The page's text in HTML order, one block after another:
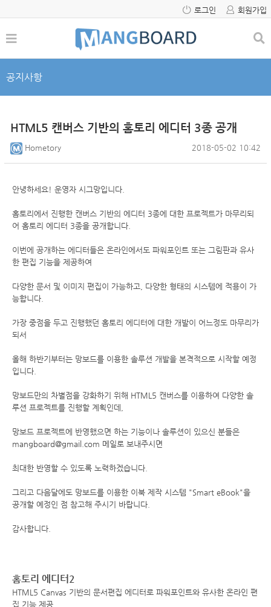
로그인 회원가입
공지사항
HTML5 캔버스 기반의 홈토리 에디터 3종 공개
Hometory 2018-05-02 10:42
안녕하세요! 운영자 시그망입니다.
홈토리에서 진행한 캔버스 기반의 에디터 3종에 대한 프로젝트가 마무리되
어 홈토리 에디터 3종을 공개합니다.
이번에 공개하는 에디터들은 온라인에서도 파워포인트 또는 그림판과 유사
한 편집 기능을 제공하여
다양한 문서 및 이미지 편집이 가능하고, 다양한 형태의 시스템에 적용이 가
능합니다.
가장 중점을 두고 진행했던 홈토리 에디터에 대한 개발이 어느정도 마무리가
되서
올해 하반기부터는 망보드를 이용한 솔루션 개발을 본격적으로 시작할 예정
입니다.
망보드만의 차별점을 강화하기 위해 HTML5 캔버스를 이용하여 다양한 솔
루션 프로젝트를 진행할 계획인데,
망보드 프로젝트에 반영했으면 하는 기능이나 솔루션이 있으신 분들은
mangboard@gmail.com 메일로 보내주시면
최대한 반영할 수 있도록 노력하겠습니다.
그리고 다음달에도 망보드를 이용한 이북 제작 시스템 "Smart eBook"을
공개할 예정인 점 참고해 주시기 바랍니다.
감사합니다.
홈토리 에디터2
HTML5 Canvas 기반의 문서편집 에디터로 파워포인트와 유사한 온라인 편
집 기능 제공